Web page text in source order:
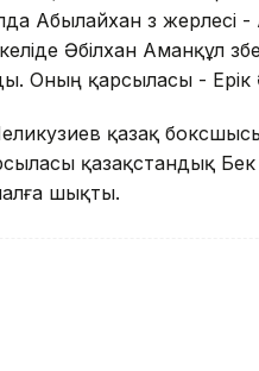
Абылайxан өз жерлесі -
Әбілxан Аманқұл
Оның қарсыласы - Ерік
қазақ
қазақстандық
шықты.